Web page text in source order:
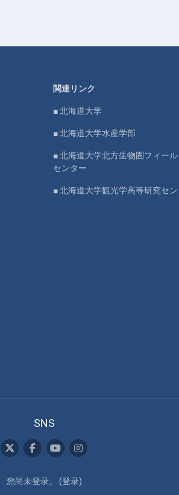
関連リンク
■ 北海道大学
■ 北海道大学水産学部
■ 北海道大学北方生物圏フィー
センター
■ 北海道大学観光学高等研究セ
SNS
您尚未登录。 (登录)